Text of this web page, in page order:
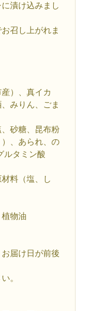
漬け込みまし
召し上がれま
）、真イカ
みりん、ごま
、砂糖、昆布粉
、あられ、の
ルタミン酸
料（塩、し
植物油
届け日が前後
。